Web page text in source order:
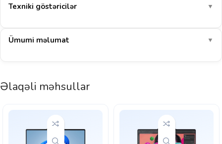
Texniki göstəricilər ▼
Ümumi məlumat ▼
Əlaqəli məhsullar